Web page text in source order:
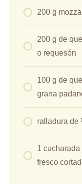
200 g
200 g de
o requesón
100 g de
grana
ralladura de
1
fresco